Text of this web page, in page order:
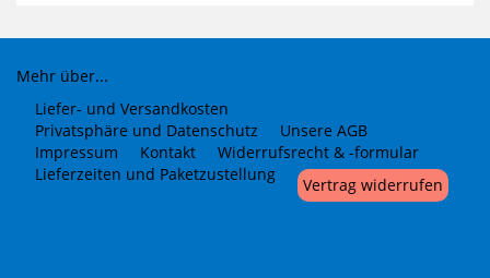
Mehr über...
Liefer- und Versandkosten
Privatsphäre und Datenschutz
Unsere AGB
Impressum
Kontakt
Widerrufsrecht & -formular
Lieferzeiten und Paketzustellung
Vertrag widerrufen